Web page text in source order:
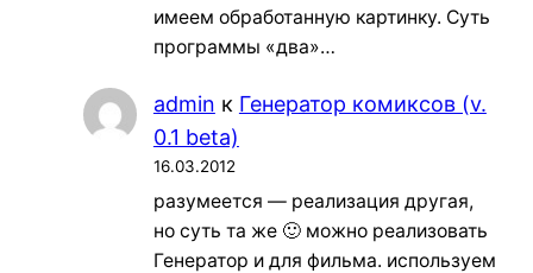
имеем обработанную картинку. Суть
программы «два»…
admin к Генератор комиксов (v.
0.1 beta)
16.03.2012
разумеется — реализация другая,
но суть та же 🙂 можно реализовать
Генератор и для фильма. используем